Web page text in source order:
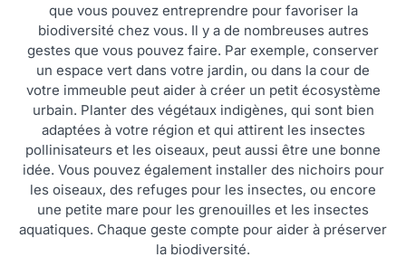
que vous pouvez entreprendre pour favoriser la
biodiversité chez vous. Il y a de nombreuses autres
gestes que vous pouvez faire. Par exemple, conserver
un espace vert dans votre jardin, ou dans la cour de
votre immeuble peut aider à créer un petit écosystème
urbain. Planter des végétaux indigènes, qui sont bien
adaptées à votre région et qui attirent les insectes
pollinisateurs et les oiseaux, peut aussi être une bonne
idée. Vous pouvez également installer des nichoirs pour
les oiseaux, des refuges pour les insectes, ou encore
une petite mare pour les grenouilles et les insectes
aquatiques. Chaque geste compte pour aider à préserver
la biodiversité.